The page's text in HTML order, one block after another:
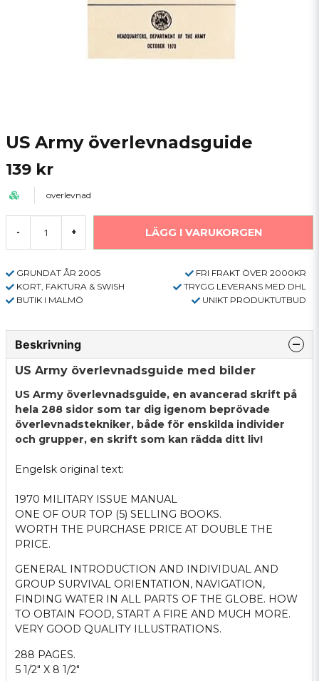
US Army överlevnadsguide
139 kr
overlevnad
- + LÄGG I VARUKORGEN
GRUNDAT ÅR 2005
FRI FRAKT ÖVER 2000KR
KORT, FAKTURA & SWISH
TRYGG LEVERANS MED DHL
BUTIK I MALMÖ
UNIKT PRODUKTUTBUD
Beskrivning
US Army överlevnadsguide med bilder
US Army överlevnadsguide, en avancerad skrift på
hela 288 sidor som tar dig igenom beprövade
överlevnadstekniker, både för enskilda individer
och grupper, en skrift som kan rädda ditt liv!
Engelsk original text:
1970 MILITARY ISSUE MANUAL
ONE OF OUR TOP (5) SELLING BOOKS.
WORTH THE PURCHASE PRICE AT DOUBLE THE
PRICE.
GENERAL INTRODUCTION AND INDIVIDUAL AND
GROUP SURVIVAL ORIENTATION, NAVIGATION,
FINDING WATER IN ALL PARTS OF THE GLOBE. HOW
TO OBTAIN FOOD, START A FIRE AND MUCH MORE.
VERY GOOD QUALITY ILLUSTRATIONS.
288 PAGES.
5 1/2" X 8 1/2"